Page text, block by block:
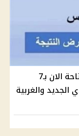
نتيجة الصف الثالث الإعدادي 2026 متاحة الان بـ7
الجديد والغربية